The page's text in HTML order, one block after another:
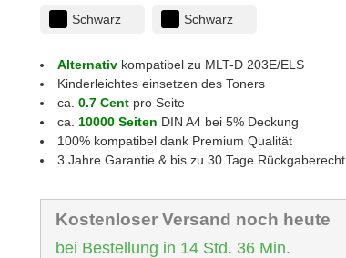
Schwarz Schwarz
Alternativ kompatibel zu MLT-D 203E/ELS
Kinderleichtes einsetzen des Toners
ca. 0.7 Cent pro Seite
ca. 10000 Seiten DIN A4 bei 5% Deckung
100% kompatibel dank Premium Qualität
3 Jahre Garantie & bis zu 30 Tage Rückgaberecht
Kostenloser Versand noch heute
bei Bestellung in 14 Std. 36 Min.